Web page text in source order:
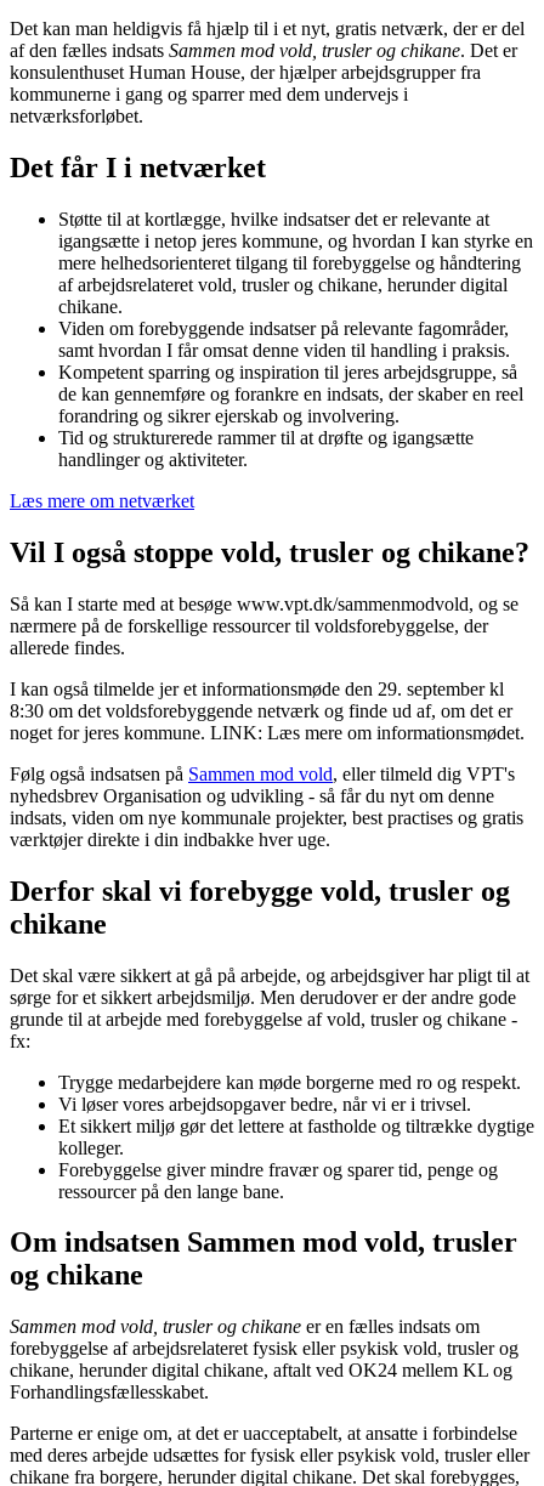
Det kan man heldigvis få hjælp til i et nyt, gratis netværk, der er del
af den fælles indsats Sammen mod vold, trusler og chikane. Det er
konsulenthuset Human House, der hjælper arbejdsgrupper fra
kommunerne i gang og sparrer med dem undervejs i
netværksforløbet.
Det får I i netværket
Støtte til at kortlægge, hvilke indsatser det er relevante at
igangsætte i netop jeres kommune, og hvordan I kan styrke en
mere helhedsorienteret tilgang til forebyggelse og håndtering
af arbejdsrelateret vold, trusler og chikane, herunder digital
chikane.
Viden om forebyggende indsatser på relevante fagområder,
samt hvordan I får omsat denne viden til handling i praksis.
Kompetent sparring og inspiration til jeres arbejdsgruppe, så
de kan gennemføre og forankre en indsats, der skaber en reel
forandring og sikrer ejerskab og involvering.
Tid og strukturerede rammer til at drøfte og igangsætte
handlinger og aktiviteter.
Læs mere om netværket
Vil I også stoppe vold, trusler og chikane?
Så kan I starte med at besøge www.vpt.dk/sammenmodvold, og se
nærmere på de forskellige ressourcer til voldsforebyggelse, der
allerede findes.
I kan også tilmelde jer et informationsmøde den 29. september kl
8:30 om det voldsforebyggende netværk og finde ud af, om det er
noget for jeres kommune. LINK: Læs mere om informationsmødet.
Følg også indsatsen på Sammen mod vold, eller tilmeld dig VPT's
nyhedsbrev Organisation og udvikling - så får du nyt om denne
indsats, viden om nye kommunale projekter, best practises og gratis
værktøjer direkte i din indbakke hver uge.
Derfor skal vi forebygge vold, trusler og
chikane
Det skal være sikkert at gå på arbejde, og arbejdsgiver har pligt til at
sørge for et sikkert arbejdsmiljø. Men derudover er der andre gode
grunde til at arbejde med forebyggelse af vold, trusler og chikane -
fx:
Trygge medarbejdere kan møde borgerne med ro og respekt.
Vi løser vores arbejdsopgaver bedre, når vi er i trivsel.
Et sikkert miljø gør det lettere at fastholde og tiltrække dygtige
kolleger.
Forebyggelse giver mindre fravær og sparer tid, penge og
ressourcer på den lange bane.
Om indsatsen Sammen mod vold, trusler
og chikane
Sammen mod vold, trusler og chikane er en fælles indsats om
forebyggelse af arbejdsrelateret fysisk eller psykisk vold, trusler og
chikane, herunder digital chikane, aftalt ved OK24 mellem KL og
Forhandlingsfællesskabet.
Parterne er enige om, at det er uacceptabelt, at ansatte i forbindelse
med deres arbejde udsættes for fysisk eller psykisk vold, trusler eller
chikane fra borgere, herunder digital chikane. Det skal forebygges,